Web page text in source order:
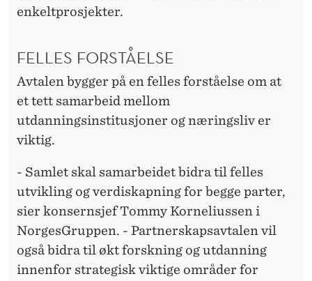
enkeltprosjekter.
FELLES FORSTÅELSE
Avtalen bygger på en felles forståelse om at
et tett samarbeid mellom
utdanningsinstitusjoner og næringsliv er
viktig.
- Samlet skal samarbeidet bidra til felles
utvikling og verdiskapning for begge parter,
sier konsernsjef Tommy Korneliussen i
NorgesGruppen. - Partnerskapsavtalen vil
også bidra til økt forskning og utdanning
innenfor strategisk viktige områder for